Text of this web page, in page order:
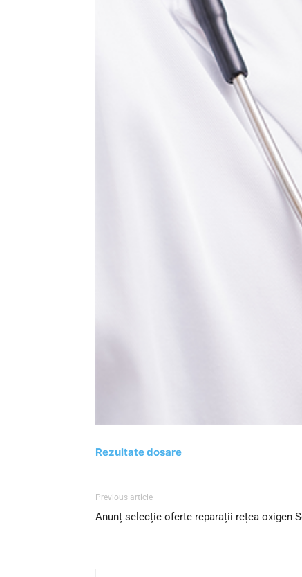
Rezultate dosare
Previous article
Anunț selecție oferte reparații rețea oxigen